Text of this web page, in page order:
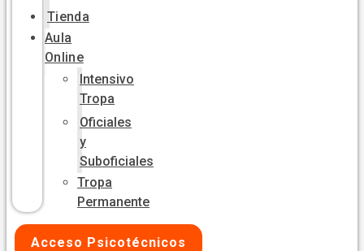
Tienda
Aula
Online
Intensivo
Tropa
Oficiales
y
Suboficiales
Tropa
Permanente
Acceso Psicotécnicos